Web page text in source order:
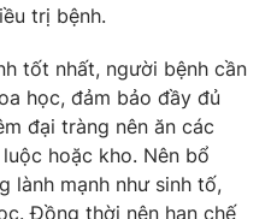
nếu không có sự chấp
VTV.vn khi phát hành lại
trị bệnh.
tốt nhất, người bệnh cần
học, đảm bảo đầy đủ
đại tràng nên ăn các
hoặc kho. Nên bổ
lành mạnh như sinh tố,
Đồng thời nên hạn chế